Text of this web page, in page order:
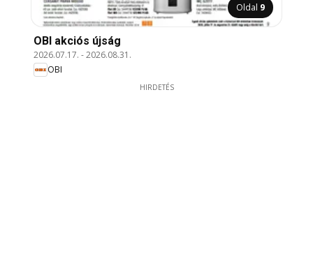
Oldal 9
OBI akciós újság
2026.07.17. -2026.08.31.
OBI
HIRDETÉS